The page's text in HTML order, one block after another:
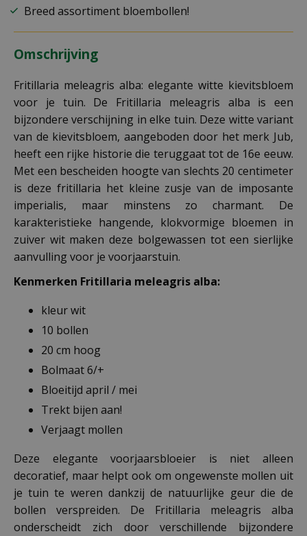
Breed assortiment bloembollen!
Omschrijving
Fritillaria meleagris alba: elegante witte kievitsbloem
voor je tuin. De Fritillaria meleagris alba is een
bijzondere verschijning in elke tuin. Deze witte variant
van de kievitsbloem, aangeboden door het merk Jub,
heeft een rijke historie die teruggaat tot de 16e eeuw.
Met een bescheiden hoogte van slechts 20 centimeter
is deze fritillaria het kleine zusje van de imposante
imperialis, maar minstens zo charmant. De
karakteristieke hangende, klokvormige bloemen in
zuiver wit maken deze bolgewassen tot een sierlijke
aanvulling voor je voorjaarstuin.
Kenmerken Fritillaria meleagris alba:
kleur wit
10 bollen
20 cm hoog
Bolmaat 6/+
Bloeitijd april / mei
Trekt bijen aan!
Verjaagt mollen
Deze elegante voorjaarsbloeier is niet alleen
decoratief, maar helpt ook om ongewenste mollen uit
je tuin te weren dankzij de natuurlijke geur die de
bollen verspreiden. De Fritillaria meleagris alba
onderscheidt zich door verschillende bijzondere